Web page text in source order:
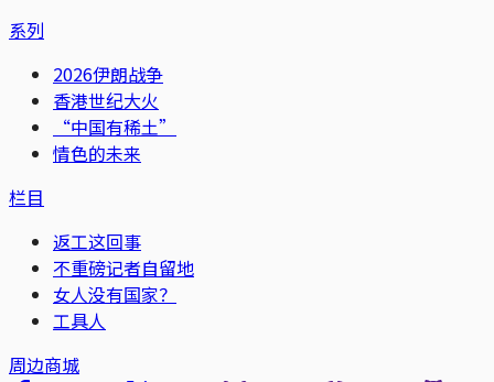
系列
2026伊朗战争
香港世纪大火
“中国有稀土”
情色的未来
栏目
返工这回事
不重磅记者自留地
女人没有国家？
工具人
周边商城